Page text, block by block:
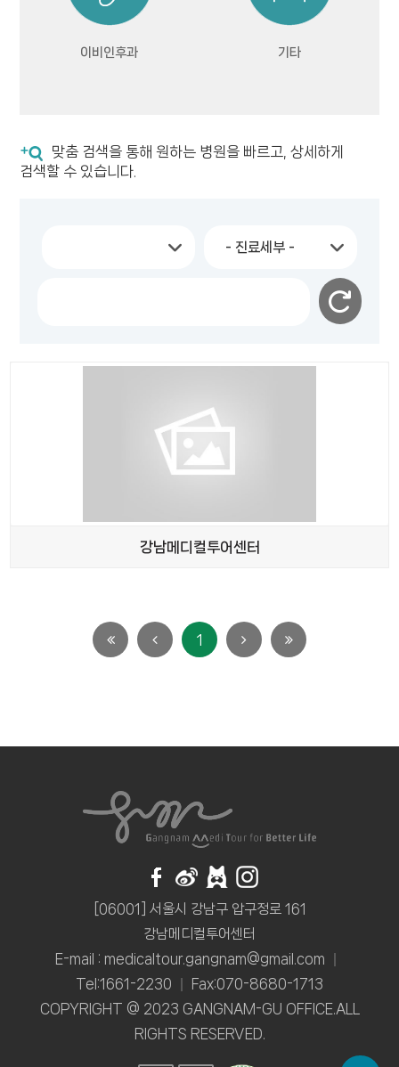
이비인후과 기타
맞춤 검색을 통해 원하는 병원을 빠르고, 상세하게
검색할 수 있습니다.
검색
초기화
강남메디컬투어센터
첫
이전
1
다음
마지막
[06001] 서울시 강남구 압구정로 161
강남메디컬투어센터
E-mail : medicaltour.gangnam@gmail.com
Tel:1661-2230
Fax:070-8680-1713
COPYRIGHT @ 2023 GANGNAM-GU OFFICE.ALL
RIGHTS RESERVED.